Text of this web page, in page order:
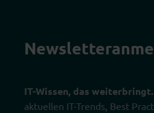
IT-Wissen, das weiterbringt.
aktuellen IT-Trends, Best